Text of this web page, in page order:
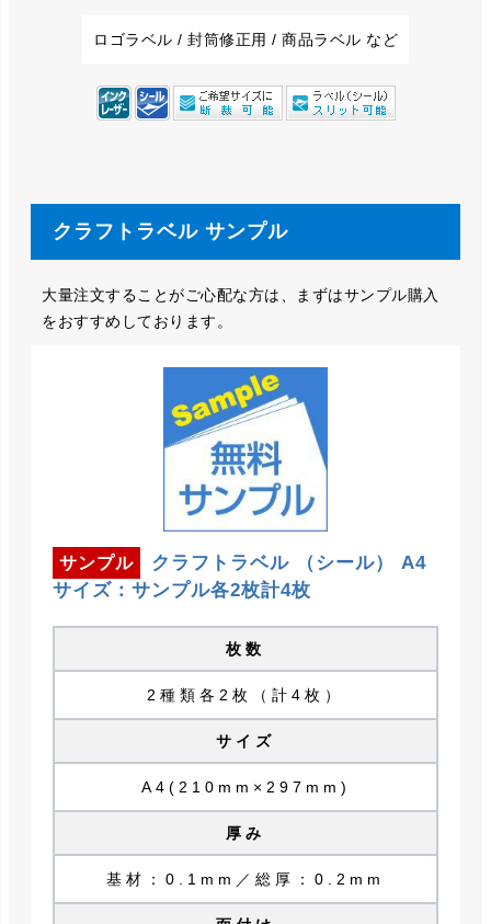
ロゴラベル / 封筒修正用 / 商品ラベル など
クラフトラベル サンプル
大量注文することがご心配な方は、まずはサンプル購入
をおすすめしております。
サンプル
クラフトラベル （シール） A4
サイズ：サンプル各2枚計4枚
枚数
2種類各2枚（計4枚）
サイズ
A4(210mm×297mm)
厚み
基材：0.1mm／総厚：0.2mm